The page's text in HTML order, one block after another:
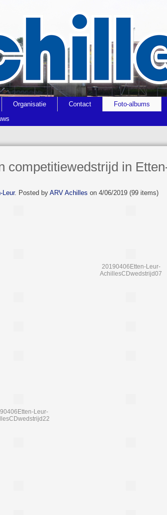
Organisatie Contact Foto-albums
competitiewedstrijd in
Leur. Posted by ARV Achilles on 4/06/2019 (99 items)
20190406Etten-Leur-
AchillesCDwedstrijd07
Leur-